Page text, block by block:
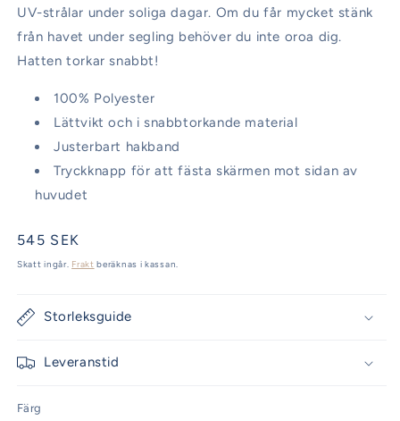
UV-strålar under soliga dagar. Om du får mycket stänk
från havet under segling behöver du inte oroa dig.
Hatten torkar snabbt!
100% Polyester
Lättvikt och i snabbtorkande material
Justerbart hakband
Tryckknapp för att fästa skärmen mot sidan av
huvudet
Ordinarie
pris
545 SEK
Skatt ingår. Frakt beräknas i kassan.
Storleksguide
Leveranstid
Färg